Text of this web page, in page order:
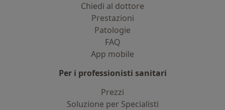
Chiedi al dottore
Prestazioni
Patologie
FAQ
App mobile
Per i professionisti sanitari
Prezzi
Soluzione per Specialisti